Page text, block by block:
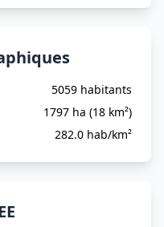
5059 habitants
1797 ha (18 km²)
282.0 hab/km²